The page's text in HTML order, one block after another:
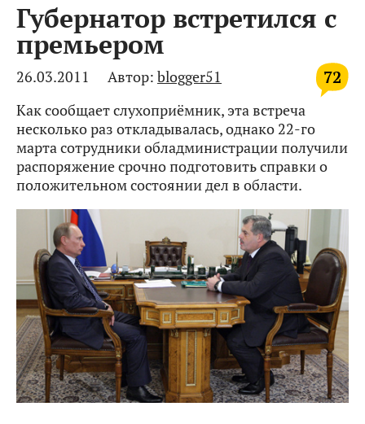
Губернатор встретился с
премьером
72
26.03.2011 Автор: blogger51
Как сообщает слухоприёмник, эта встреча
несколько раз откладывалась, однако 22-го
марта сотрудники обладминистрации получили
распоряжение срочно подготовить справки о
положительном состоянии дел в области.